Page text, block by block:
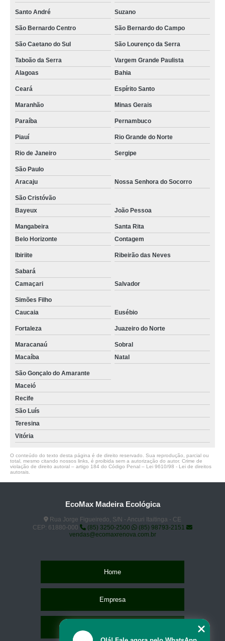
Santo André Suzano
São Bernardo Centro São Bernardo do Campo
São Caetano do Sul São Lourenço da Serra
Taboão da Serra
Vargem Grande Paulista
Alagoas
Bahia
Ceará Espírito Santo
Maranhão Minas Gerais
Paraíba Pernambuco
Piauí Rio Grande do Norte
Rio de Janeiro Sergipe
São Paulo
Aracaju
Nossa Senhora do Socorro
São Cristóvão
Bayeux
João Pessoa
Mangabeira
Santa Rita
Belo Horizonte
Contagem
Ibiriite Ribeirão das Neves
Sabará
Camaçari
Salvador
Simões Filho
Caucaia
Eusébio
Fortaleza Juazeiro do Norte
Maracanaú
Sobral
Macaíba
Natal
São Gonçalo do Amarante
Maceió
Recife
São Luís
Teresina
Vitória
O conteúdo do texto desta página é de direito reservado. Sua reprodução, parcial ou
total, mesmo citando nossos links, é proibida sem a autorização do autor. Crime de
violação de direito autoral – artigo 184 do Código Penal – Lei 9610/98 - Lei de direitos
autorais
EcoMax Madeira Ecológica
Rua Jorge Figueiredo, S/N - Ancuri Itaitinga - CE
CEP: 61880-000
(85) 3250-2500
(85) 98793-2151
vendas@ecomaxrenova.com.br
Home
Empresa